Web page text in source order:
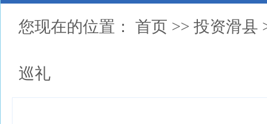
您现在的位置： 首页 >> 投资滑县
巡礼